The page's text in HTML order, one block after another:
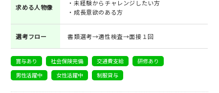
求める人物像
・未経験からチャレンジしたい方
・成長意欲のある方
選考フロー 書類選考→適性検査→面接１回
賞与あり 社会保険完備 交通費支給
研修あり
男性活躍中
女性活躍中 制服貸与